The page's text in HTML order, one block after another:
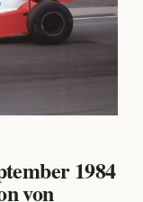
1984
von